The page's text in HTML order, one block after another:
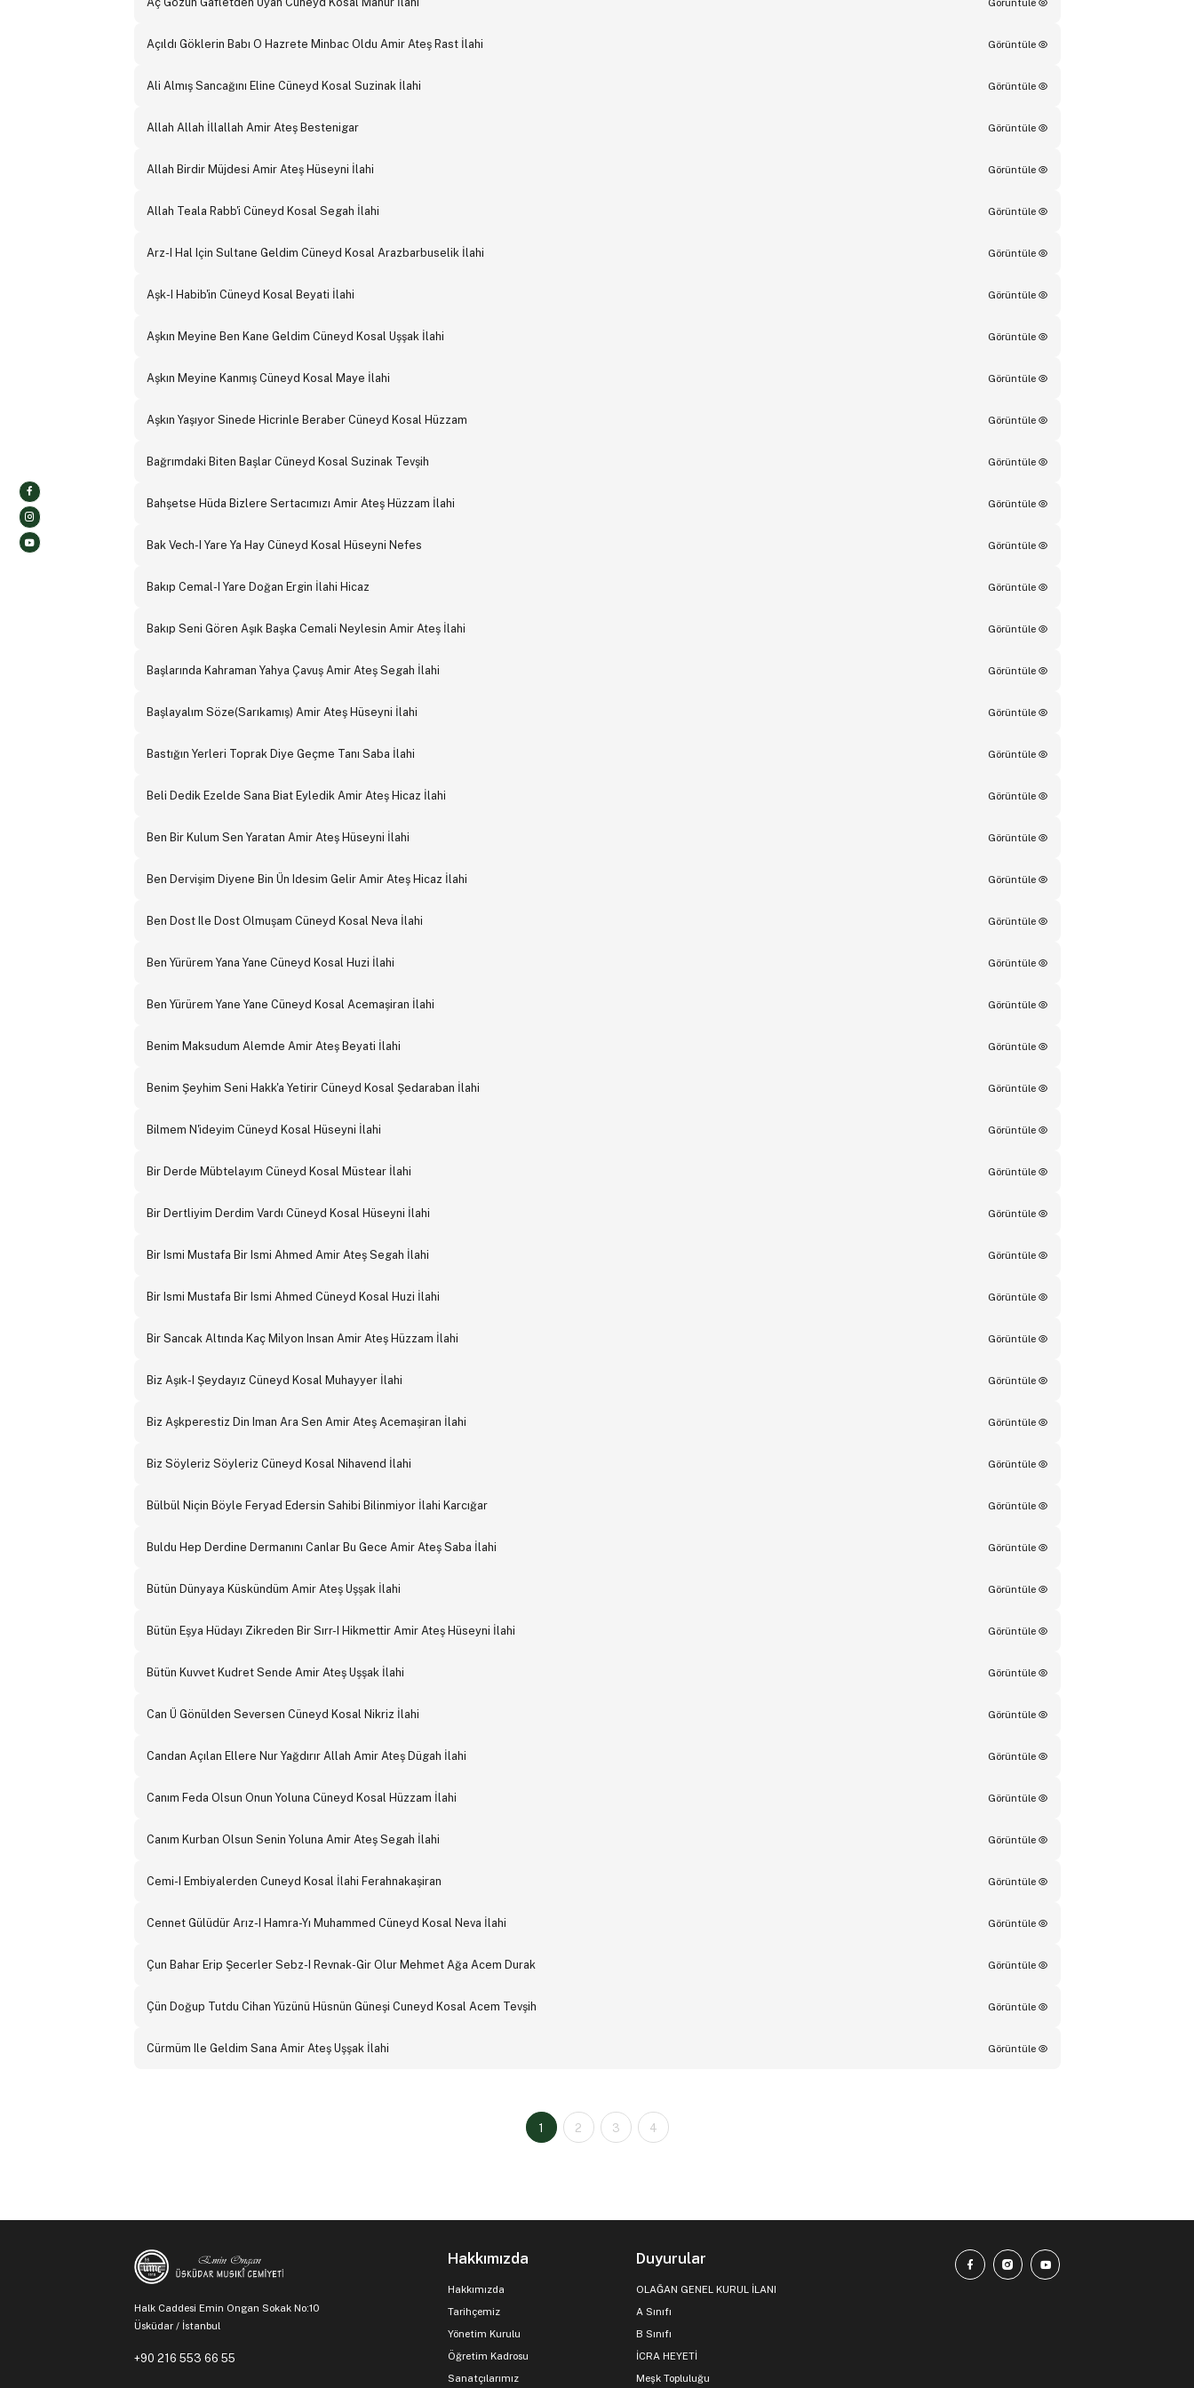
Açıldı Göklerin Babı O Hazrete Minbac Oldu Amir Ateş Rast İlahi Görüntüle
Ali Almış Sancağını Eline Cüneyd Kosal Suzinak İlahi Görüntüle
Allah Allah İllallah Amir Ateş Bestenigar Görüntüle
Allah Birdir Müjdesi Amir Ateş Hüseyni İlahi Görüntüle
Allah Teala Rabb'i Cüneyd Kosal Segah İlahi Görüntüle
Arz-I Hal Için Sultane Geldim Cüneyd Kosal Arazbarbuselik İlahi Görüntüle
Aşk-I Habib'in Cüneyd Kosal Beyati İlahi Görüntüle
Aşkın Meyine Ben Kane Geldim Cüneyd Kosal Uşşak İlahi Görüntüle
Aşkın Meyine Kanmış Cüneyd Kosal Maye İlahi Görüntüle
Aşkın Yaşıyor Sinede Hicrinle Beraber Cüneyd Kosal Hüzzam Görüntüle
Bağrımdaki Biten Başlar Cüneyd Kosal Suzinak Tevşih Görüntüle
Bahşetse Hüda Bizlere Sertacımızı Amir Ateş Hüzzam İlahi Görüntüle
Bak Vech-I Yare Ya Hay Cüneyd Kosal Hüseyni Nefes Görüntüle
Bakıp Cemal-I Yare Doğan Ergin İlahi Hicaz Görüntüle
Bakıp Seni Gören Aşık Başka Cemali Neylesin Amir Ateş İlahi Görüntüle
Başlarında Kahraman Yahya Çavuş Amir Ateş Segah İlahi Görüntüle
Başlayalım Söze(Sarıkamış) Amir Ateş Hüseyni İlahi Görüntüle
Bastığın Yerleri Toprak Diye Geçme Tanı Saba İlahi Görüntüle
Beli Dedik Ezelde Sana Biat Eyledik Amir Ateş Hicaz İlahi Görüntüle
Ben Bir Kulum Sen Yaratan Amir Ateş Hüseyni İlahi Görüntüle
Ben Dervişim Diyene Bin Ün Idesim Gelir Amir Ateş Hicaz İlahi Görüntüle
Ben Dost Ile Dost Olmuşam Cüneyd Kosal Neva İlahi Görüntüle
Ben Yürürem Yana Yane Cüneyd Kosal Huzi İlahi Görüntüle
Ben Yürürem Yane Yane Cüneyd Kosal Acemaşiran İlahi Görüntüle
Benim Maksudum Alemde Amir Ateş Beyati İlahi Görüntüle
Benim Şeyhim Seni Hakk'a Yetirir Cüneyd Kosal Şedaraban İlahi Görüntüle
Bilmem N'ideyim Cüneyd Kosal Hüseyni İlahi Görüntüle
Bir Derde Mübtelayım Cüneyd Kosal Müstear İlahi Görüntüle
Bir Dertliyim Derdim Vardı Cüneyd Kosal Hüseyni İlahi Görüntüle
Bir Ismi Mustafa Bir Ismi Ahmed Amir Ateş Segah İlahi Görüntüle
Bir Ismi Mustafa Bir Ismi Ahmed Cüneyd Kosal Huzi İlahi Görüntüle
Bir Sancak Altında Kaç Milyon Insan Amir Ateş Hüzzam İlahi Görüntüle
Biz Aşık-I Şeydayız Cüneyd Kosal Muhayyer İlahi Görüntüle
Biz Aşkperestiz Din Iman Ara Sen Amir Ateş Acemaşiran İlahi Görüntüle
Biz Söyleriz Söyleriz Cüneyd Kosal Nihavend İlahi Görüntüle
Bülbül Niçin Böyle Feryad Edersin Sahibi Bilinmiyor İlahi Karcığar Görüntüle
Buldu Hep Derdine Dermanını Canlar Bu Gece Amir Ateş Saba İlahi Görüntüle
Bütün Dünyaya Küskündüm Amir Ateş Uşşak İlahi Görüntüle
Bütün Eşya Hüdayı Zikreden Bir Sırr-I Hikmettir Amir Ateş Hüseyni İlahi Görüntüle
Bütün Kuvvet Kudret Sende Amir Ateş Uşşak İlahi Görüntüle
Can Ü Gönülden Seversen Cüneyd Kosal Nikriz İlahi Görüntüle
Candan Açılan Ellere Nur Yağdırır Allah Amir Ateş Dügah İlahi Görüntüle
Canım Feda Olsun Onun Yoluna Cüneyd Kosal Hüzzam İlahi Görüntüle
Canım Kurban Olsun Senin Yoluna Amir Ateş Segah İlahi Görüntüle
Cemi-I Embiyalerden Cuneyd Kosal İlahi Ferahnakaşiran Görüntüle
Cennet Gülüdür Arız-I Hamra-Yı Muhammed Cüneyd Kosal Neva İlahi Görüntüle
Çun Bahar Erip Şecerler Sebz-I Revnak-Gir Olur Mehmet Ağa Acem Durak Görüntüle
Çün Doğup Tutdu Cihan Yüzünü Hüsnün Güneşi Cuneyd Kosal Acem Tevşih Görüntüle
Cürmüm Ile Geldim Sana Amir Ateş Uşşak İlahi Görüntüle
1 2 3 4
Halk Caddesi Emin Ongan Sokak No:10
Üsküdar / İstanbul
+90 216 553 66 55
Hakkımızda
Hakkımızda
Tarihçemiz
Yönetim Kurulu
Öğretim Kadrosu
Sanatçılarımız
Duyurular
OLAĞAN GENEL KURUL İLANI
A Sınıfı
B Sınıfı
İCRA HEYETİ
Meşk Topluluğu